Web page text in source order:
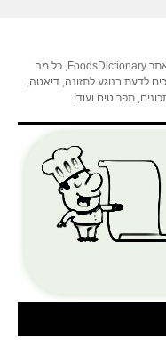
הבלוג של אתר FoodsDictionary, כל מה
לדעת בנוגע לתזונה, דיאטה,
תפריטים ועוד!